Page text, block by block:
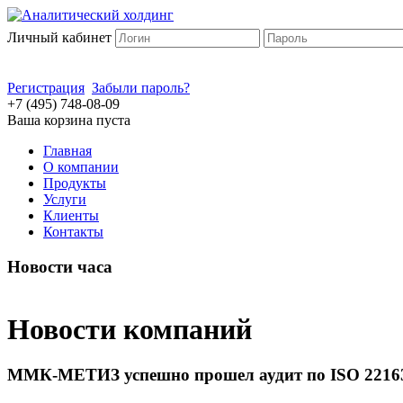
Личный кабинет
Регистрация Забыли пароль?
+7 (495) 748-08-09
Ваша корзина пуста
Главная
О компании
Продукты
Услуги
Клиенты
Контакты
Новости часа
Новости компаний
ММК-МЕТИЗ успешно прошел аудит по ISO